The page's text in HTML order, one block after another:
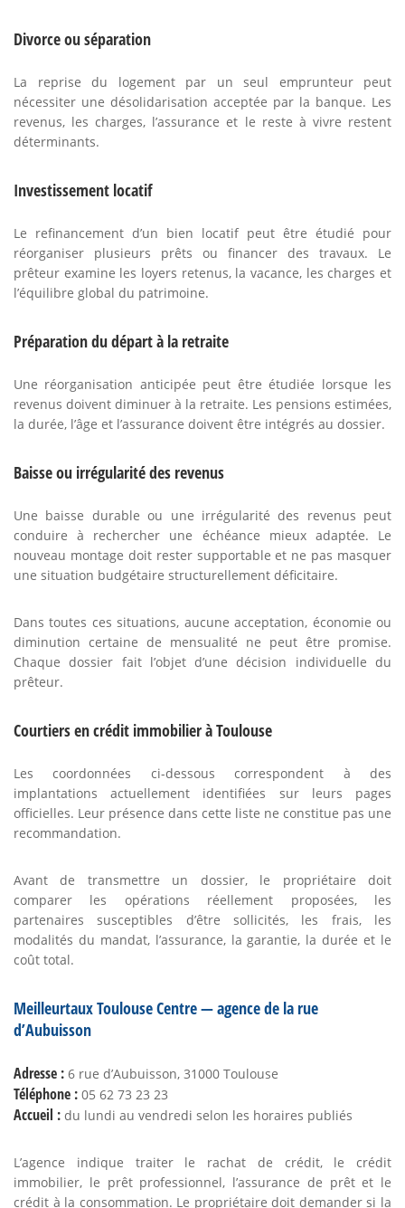
Divorce ou séparation
La reprise du logement par un seul emprunteur peut
nécessiter une désolidarisation acceptée par la banque. Les
revenus, les charges, l’assurance et le reste à vivre restent
déterminants.
Investissement locatif
Le refinancement d’un bien locatif peut être étudié pour
réorganiser plusieurs prêts ou financer des travaux. Le
prêteur examine les loyers retenus, la vacance, les charges et
l’équilibre global du patrimoine.
Préparation du départ à la retraite
Une réorganisation anticipée peut être étudiée lorsque les
revenus doivent diminuer à la retraite. Les pensions estimées,
la durée, l’âge et l’assurance doivent être intégrés au dossier.
Baisse ou irrégularité des revenus
Une baisse durable ou une irrégularité des revenus peut
conduire à rechercher une échéance mieux adaptée. Le
nouveau montage doit rester supportable et ne pas masquer
une situation budgétaire structurellement déficitaire.
Dans toutes ces situations, aucune acceptation, économie ou
diminution certaine de mensualité ne peut être promise.
Chaque dossier fait l’objet d’une décision individuelle du
prêteur.
Courtiers en crédit immobilier à Toulouse
Les coordonnées ci-dessous correspondent à des
implantations actuellement identifiées sur leurs pages
officielles. Leur présence dans cette liste ne constitue pas une
recommandation.
Avant de transmettre un dossier, le propriétaire doit
comparer les opérations réellement proposées, les
partenaires susceptibles d’être sollicités, les frais, les
modalités du mandat, l’assurance, la garantie, la durée et le
coût total.
Meilleurtaux Toulouse Centre — agence de la rue
d’Aubuisson
Adresse : 6 rue d’Aubuisson, 31000 Toulouse
Téléphone : 05 62 73 23 23
Accueil : du lundi au vendredi selon les horaires publiés
L’agence indique traiter le rachat de crédit, le crédit
immobilier, le prêt professionnel, l’assurance de prêt et le
crédit à la consommation. Le propriétaire doit demander si la